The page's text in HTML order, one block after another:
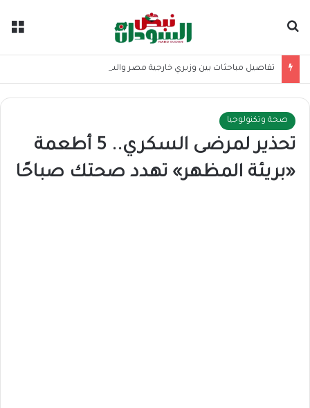
تفاصيل مباحثات بين وزيري خارجية مصر والسودان
صحة وتكنولوجيا
تحذير لمرضى السكري.. 5 أطعمة
«بريئة المظهر» تهدد صحتك صباحًا